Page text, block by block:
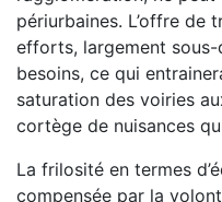
périurbaines. L’offre de
efforts, largement
besoins, ce qui
saturation des voiries
cortège de nuisances
La frilosité en termes
compensée par la